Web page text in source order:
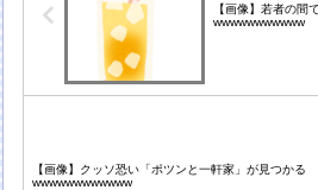
【画像】若者の間
wwwwwwwwwww
【画像】クッソ恐い「ポツンと一軒家」が見つかる
wwwwwwwwwwww